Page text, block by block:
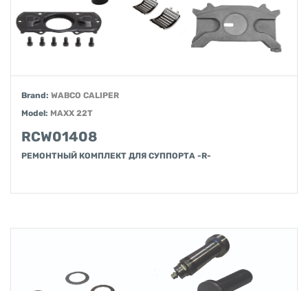
Brand: WABCO CALIPER
Model: MAXX 22T
RCW01408
РЕМОНТНЫЙ КОМПЛЕКТ ДЛЯ СУППОРТА -R-